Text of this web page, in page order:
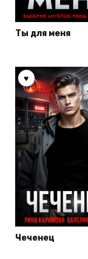
Ты для меня
Чеченец